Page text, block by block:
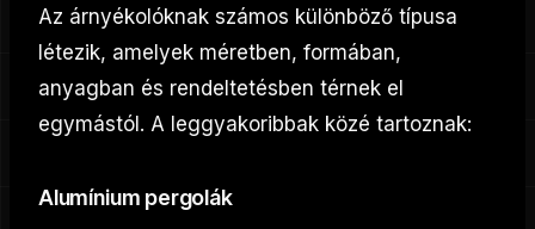
Az árnyékolóknak számos különböző típusa
létezik, amelyek méretben, formában,
anyagban és rendeltetésben térnek el
egymástól. A leggyakoribbak közé tartoznak:
Alumínium pergolák